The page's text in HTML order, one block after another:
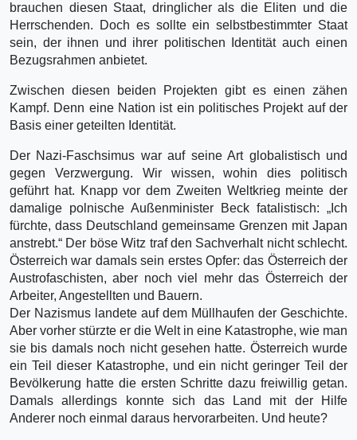
brauchen diesen Staat, dringlicher als die Eliten und die
Herrschenden. Doch es sollte ein selbstbestimmter Staat
sein, der ihnen und ihrer politischen Identität auch einen
Bezugsrahmen anbietet.
Zwischen diesen beiden Projekten gibt es einen zähen
Kampf. Denn eine Nation ist ein politisches Projekt auf der
Basis einer geteilten Identität.
Der Nazi-Faschsimus war auf seine Art globalistisch und
gegen Verzwergung. Wir wissen, wohin dies politisch
geführt hat. Knapp vor dem Zweiten Weltkrieg meinte der
damalige polnische Außenminister Beck fatalistisch: „Ich
fürchte, dass Deutschland gemeinsame Grenzen mit Japan
anstrebt.“ Der böse Witz traf den Sachverhalt nicht schlecht.
Österreich war damals sein erstes Opfer: das Österreich der
Austrofaschisten, aber noch viel mehr das Österreich der
Arbeiter, Angestellten und Bauern.
Der Nazismus landete auf dem Müllhaufen der Geschichte.
Aber vorher stürzte er die Welt in eine Katastrophe, wie man
sie bis damals noch nicht gesehen hatte. Österreich wurde
ein Teil dieser Katastrophe, und ein nicht geringer Teil der
Bevölkerung hatte die ersten Schritte dazu freiwillig getan.
Damals allerdings konnte sich das Land mit der Hilfe
Anderer noch einmal daraus hervorarbeiten. Und heute?